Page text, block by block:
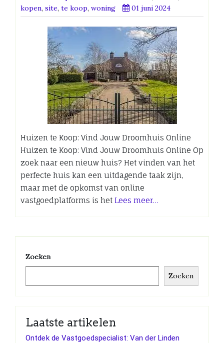
kopen, site, te koop, woning 01 juni 2024
Huizen te Koop: Vind Jouw Droomhuis Online
Huizen te Koop: Vind Jouw Droomhuis Online Op
zoek naar een nieuw huis? Het vinden van het
perfecte huis kan een uitdagende taak zijn,
maar met de opkomst van online
vastgoedplatforms is het Lees meer…
Zoeken
Zoeken
Laatste artikelen
Ontdek de Vastgoedspecialist: Van der Linden